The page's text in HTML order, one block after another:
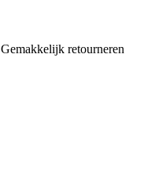
Gemakkelijk retourneren